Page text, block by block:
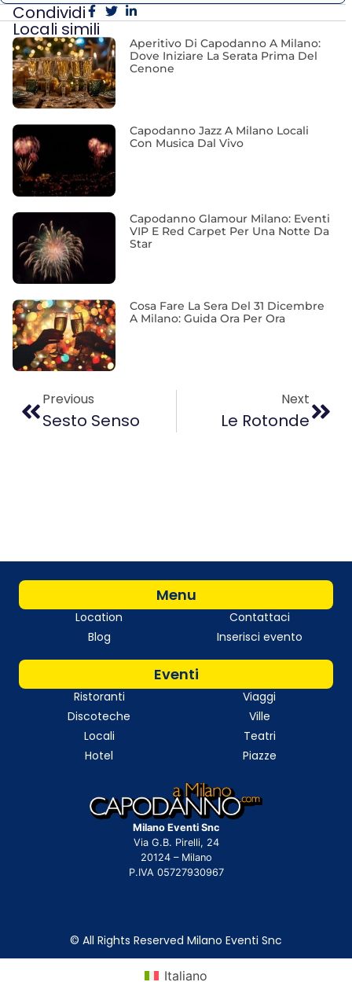
Condividi
Locali simili
Aperitivo Di Capodanno A Milano:
Dove Iniziare La Serata Prima Del
Cenone
Capodanno Jazz A Milano Locali
Con Musica Dal Vivo
Capodanno Glamour Milano: Eventi
VIP E Red Carpet Per Una Notte Da
Star
Cosa Fare La Sera Del 31 Dicembre
A Milano: Guida Ora Per Ora
Previous
Sesto Senso
Next
Le Rotonde
Milano Eventi Snc
Via G.B. Pirelli, 24
20124 – Milano
P.IVA 05727930967
Menu
Location
Blog
Contattaci
Inserisci evento
Eventi
Ristoranti
Discoteche
Locali
Hotel
Viaggi
Ville
Teatri
Piazze
© All Rights Reserved Milano Eventi Snc
Italiano